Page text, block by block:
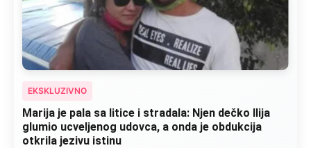
EKSKLUZIVNO
Marija je pala sa litice i stradala: Njen dečko Ilija
glumio ucveljenog udovca, a onda je obdukcija
otkrila jezivu istinu